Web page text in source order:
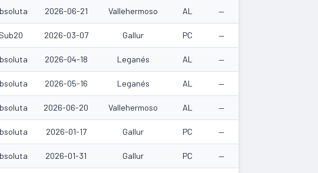
2026-06-21 Vallehermoso AL —
Sub20 2026-03-07 Gallur PC —
2026-04-18 Leganés AL —
2026-05-16 Leganés AL —
2026-06-20 Vallehermoso AL —
2026-01-17 Gallur PC —
2026-01-31 Gallur PC —